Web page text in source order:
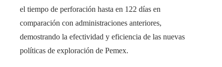
el tiempo de perforación hasta en 122 días en
comparación con administraciones anteriores,
demostrando la efectividad y eficiencia de las nuevas
políticas de exploración de Pemex.